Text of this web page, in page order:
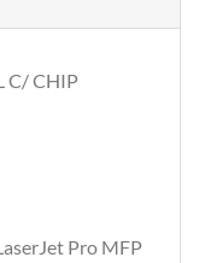
C/ CHIP
Pro MFP